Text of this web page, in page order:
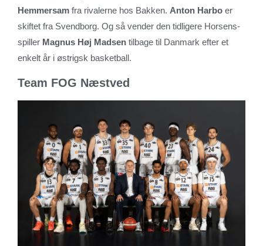
Hemmersam fra rivalerne hos Bakken. Anton Harbo er
skiftet fra Svendborg. Og så vender den tidligere Horsens-
spiller Magnus Høj Madsen tilbage til Danmark efter et
enkelt år i østrigsk basketball.
Team FOG Næstved